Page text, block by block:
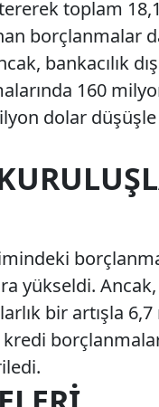
toplam
borçlanmalar
bankacılık
160
dolar
yükseldi. Ancak,
bir artışla